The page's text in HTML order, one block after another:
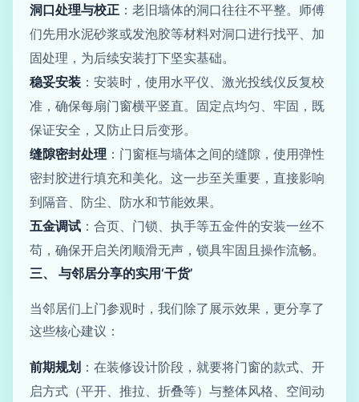
洞口处理与校正 ：老旧墙体的洞口往往不平整。师傅
们先用水泥砂浆或发泡胶等材料对洞口进行找平、加
固处理，为后续安装打下坚实基础。
稳妥安装 ：安装时，使用水平仪、激光投线仪反复校
准，确保每扇门窗横平竖直。固定点均匀、牢固，既
保证安全，又防止日后变形。
缝隙密封处理 ：门窗框与墙体之间的缝隙，使用弹性
密封胶进行填充和美化。这一步至关重要，直接影响
到隔音、防尘、防水和节能效果。
五金调试 ：合页、门锁、执手等五金件的安装一丝不
苟，确保开启关闭顺滑无声，锁具牢固且操作流畅。
三、 与邻居分享的实用‘干货’
当邻居们上门参观时，我们除了展示效果，更分享了
这些核心建议：
前期规划 ：在装修设计阶段，就要将门窗的款式、开
启方式（平开、推拉、折叠等）与整体风格、空间动